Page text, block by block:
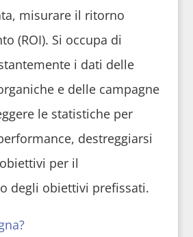
misurare il ritorno
(ROI). Si occupa di
i dati delle
e delle campagne
le statistiche per
destreggiarsi
per il
degli obiettivi prefissati.